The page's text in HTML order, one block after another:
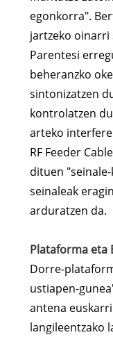
egonkorra".
jartzeko oinarri
Parentesi
beheranzko
sintonizatzen
kontrolatzen
arteko
RF Feeder
dituen
seinaleak
arduratzen da.
Plataforma eta
Dorre-
ustiapen-
antena
langileentzako